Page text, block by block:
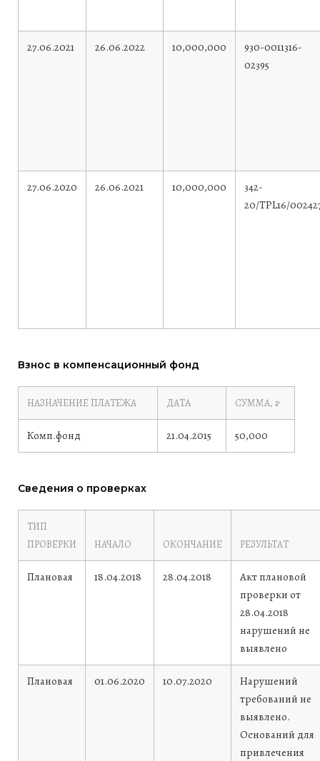
27.06.2021 26.06.2022 10,000,000
930-0011316-
02395
27.06.2020 26.06.2021 10,000,000
342-
20/TPL16/
Взнос в компенсационный фонд
НАЗНАЧЕНИЕ ПЛАТЕЖА ДАТА СУММА, ₽
Комп.фонд 21.04.2015 50,000
Сведения о проверках
ТИП
ПРОВЕРКИ
НАЧАЛО ОКОНЧАНИЕ РЕЗУЛЬТАТ
Плановая 18.04.2018 28.04.2018
Акт плановой
проверки от
28.04.2018
нарушений не
выявлено
Плановая 01.06.2020 10.07.2020
Нарушений
требований не
выявлено.
Оснований для
привлечения